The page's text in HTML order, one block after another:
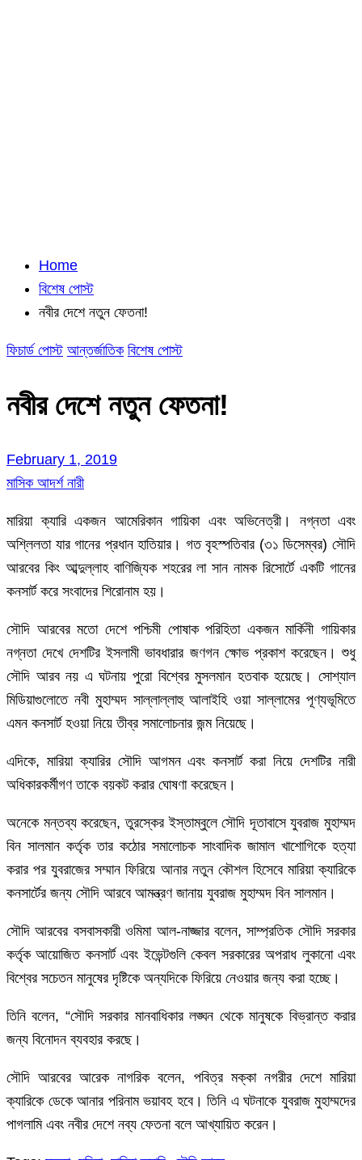
Home
বিশেষ পোস্ট
নবীর দেশে নতুন ফেতনা!
ফিচার্ড পোস্ট আন্তর্জাতিক বিশেষ পোস্ট
নবীর দেশে নতুন ফেতনা!
February 1, 2019
মাসিক আদর্শ নারী
মারিয়া ক্যারি একজন আমেরিকান গায়িকা এবং অভিনেত্রী। নগ্নতা এবং
অশ্লিলতা যার গানের প্রধান হাতিয়ার। গত বৃহস্পতিবার (৩১ ডিসেম্বর) সৌদি
আরবের কিং আব্দুল্লাহ বাণিজ্যিক শহরের লা সান নামক রিসোর্টে একটি গানের
কনসার্ট করে সংবাদের শিরোনাম হয়।
সৌদি আরবের মতো দেশে পশ্চিমী পোষাক পরিহিতা একজন মার্কিনী গায়িকার
নগ্নতা দেখে দেশটির ইসলামী ভাবধারার জণগন ক্ষোভ প্রকাশ করেছেন। শুধু
সৌদি আরব নয় এ ঘটনায় পুরো বিশ্বের মুসলমান হতবাক হয়েছে। সোশ্যাল
মিডিয়াগুলোতে নবী মুহাম্মদ সাল্লাল্লাহু আলাইহি ওয়া সাল্লামের পূণ্যভূমিতে
এমন কনসার্ট হওয়া নিয়ে তীব্র সমালোচনার জন্ম নিয়েছে।
এদিকে, মারিয়া ক্যারির সৌদি আগমন এবং কনসার্ট করা নিয়ে দেশটির নারী
অধিকারকর্মীগণ তাকে বয়কট করার ঘোষণা করেছেন।
অনেকে মন্তব্য করেছেন, তুরস্কের ইস্তাম্বুলে সৌদি দূতাবাসে যুবরাজ মুহাম্মদ
বিন সালমান কর্তৃক তার কঠোর সমালোচক সাংবাদিক জামাল খাশোগিকে হত্যা
করার পর যুবরাজের সম্মান ফিরিয়ে আনার নতুন কৌশল হিসেবে মারিয়া ক্যারিকে
কনসার্টের জন্য সৌদি আরবে আমন্ত্রণ জানায় যুবরাজ মুহাম্মদ বিন সালমান।
সৌদি আরবের বসবাসকারী ওমিমা আল-নাজ্জার বলেন, সাম্প্রতিক সৌদি সরকার
কর্তৃক আয়োজিত কনসার্ট এবং ইভেন্টগুলি কেবল সরকারের অপরাধ লুকানো এবং
বিশ্বের সচেতন মানুষের দৃষ্টিকে অন্যদিকে ফিরিয়ে নেওয়ার জন্য করা হচ্ছে।
তিনি বলেন, “সৌদি সরকার মানবাধিকার লঙ্ঘন থেকে মানুষকে বিভ্রান্ত করার
জন্য বিনোদন ব্যবহার করছে।
সৌদি আরবের আরেক নাগরিক বলেন, পবিত্র মক্কা নগরীর দেশে মারিয়া
ক্যারিকে ডেকে আনার পরিনাম ভয়াবহ হবে। তিনি এ ঘটনাকে যুবরাজ মুহাম্মদের
পাগলামি এবং নবীর দেশে নব্য ফেতনা বলে আখ্যায়িত করেন।